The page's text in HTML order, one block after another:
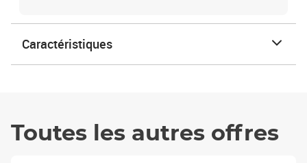
Caractéristiques
Toutes les autres offres